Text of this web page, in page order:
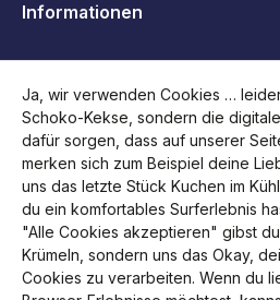
Informationen
Folge uns
Ja, wir verwenden Cookies …
Schoko-Kekse, sondern die
dafür sorgen, dass auf unserer
merken sich zum Beispiel deine
uns das letzte Stück Kuchen im
du ein komfortables Surferlebnis
"Alle Cookies akzeptieren" gibst
Krümeln, sondern uns das Okay,
Cookies zu verarbeiten. Wenn du